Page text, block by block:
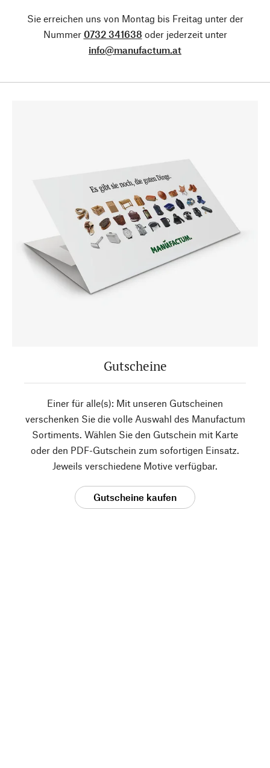
Sie erreichen uns von Montag bis Freitag unter der
Nummer 0732 341638 oder jederzeit unter
info@manufactum.at
Gutscheine
Einer für alle(s): Mit unseren Gutscheinen
verschenken Sie die volle Auswahl des Manufactum
Sortiments. Wählen Sie den Gutschein mit Karte
oder den PDF-Gutschein zum sofortigen Einsatz.
Jeweils verschiedene Motive verfügbar.
Gutscheine kaufen